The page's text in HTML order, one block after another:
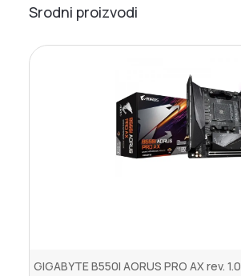
Srodni proizvodi
GIGABYTE B550I AORUS PRO AX rev. 1.0